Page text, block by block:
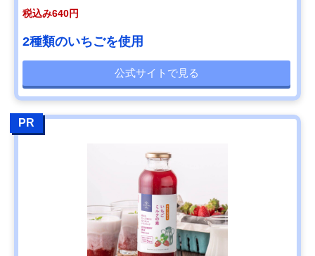
税込み640円
2種類のいちごを使用
公式サイトで見る
PR